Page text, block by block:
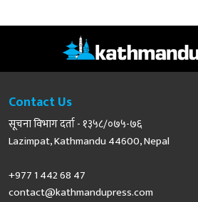
Contact Us
सूचना विभाग दर्ता - १३५८/०७५-७६
Lazimpat, Kathmandu 44600, Nepal
+977 1 442 68 47
contact@kathmandupress.com